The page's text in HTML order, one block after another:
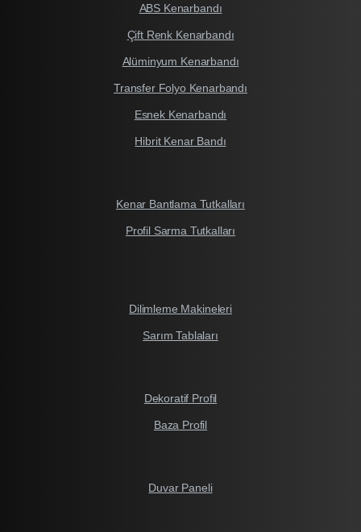
ABS Kenarbandı
Çift Renk Kenarbandı
Alüminyum Kenarbandı
Transfer Folyo Kenarbandı
Esnek Kenarbandı
Hibrit Kenar Bandı
Kenar Bantlama Tutkalları
Profil Sarma Tutkalları
Dilimleme Makineleri
Sarım Tablaları
Dekoratif Profil
Baza Profil
Duvar Paneli